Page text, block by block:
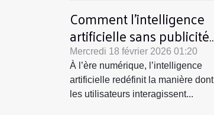
Comment l'intelligence
artificielle sans publicité
transforme-t-elle
l'expérience utilisateur ?
Mercredi 18 février 2026 01:20
À l’ère numérique, l’intelligence
artificielle redéfinit la manière dont
les utilisateurs interagissent...